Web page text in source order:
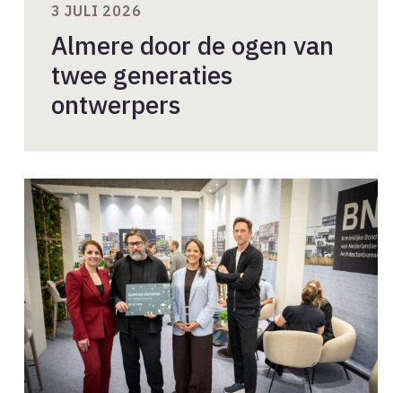
Almere door de ogen van
twee generaties
ontwerpers
3 JULI 2026
BNA
lanceert
Gemeenteloket
voor
Architectenselecties